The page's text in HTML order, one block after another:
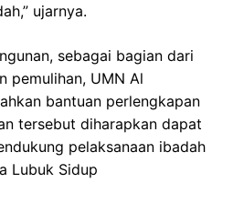
ujarnya.
sebagai bagian dari
pemulihan, UMN Al
bantuan perlengkapan
tersebut diharapkan dapat
pelaksanaan ibadah
Lubuk Sidup